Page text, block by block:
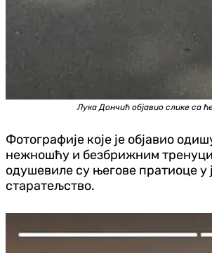
Лука Дончић објавио слике са
Фотографије које је објавио
нежношћу и безбрижним
одушевиле су његове пратиоце у
старатељство.